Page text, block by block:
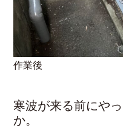
作業後
寒波が来る前にや
か。